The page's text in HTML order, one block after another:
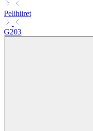
Pelihiiret
G203